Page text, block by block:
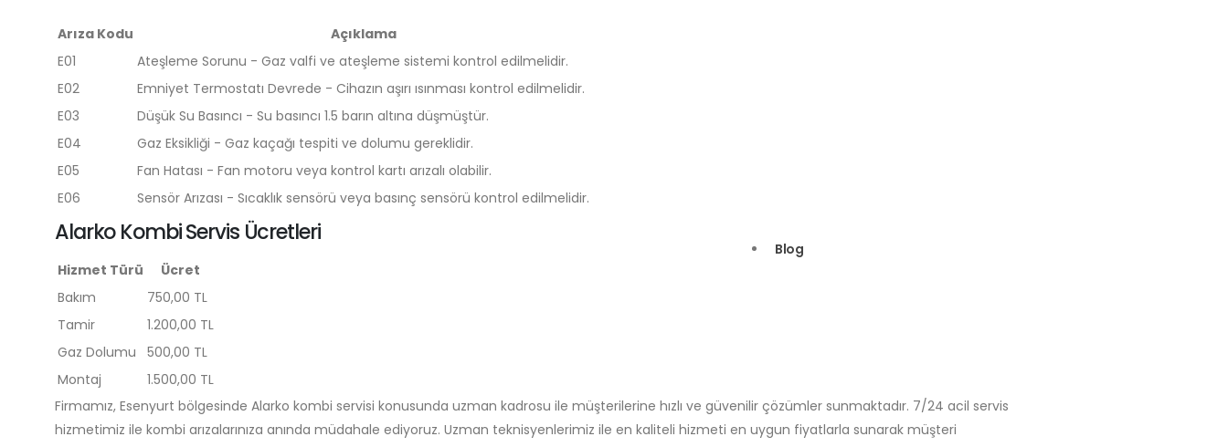
Blog
Arıza Kodu
Açıklama
E01
Ateşleme Sorunu - Gaz valfi ve ateşleme sistemi kontrol edilmelidir.
E02
Emniyet Termostatı Devrede - Cihazın aşırı ısınması kontrol edilmelidir.
E03
Düşük Su Basıncı - Su basıncı 1.5 barın altına düşmüştür.
E04
Gaz Eksikliği - Gaz kaçağı tespiti ve dolumu gereklidir.
E05
Fan Hatası - Fan motoru veya kontrol kartı arızalı olabilir.
E06
Sensör Arızası - Sıcaklık sensörü veya basınç sensörü kontrol edilmelidir.
Alarko Kombi Servis Ücretleri
Hizmet Türü
Ücret
Bakım
750,00 TL
Tamir
1.200,00 TL
Gaz Dolumu
500,00 TL
Montaj
1.500,00 TL
Firmamız, Esenyurt bölgesinde Alarko kombi servisi konusunda uzman kadrosu ile müşterilerine hızlı ve güvenilir çözümler sunmaktadır. 7/24 acil servis
hizmetimiz ile kombi arızalarınıza anında müdahale ediyoruz. Uzman teknisyenlerimiz ile en kaliteli hizmeti en uygun fiyatlarla sunarak müşteri